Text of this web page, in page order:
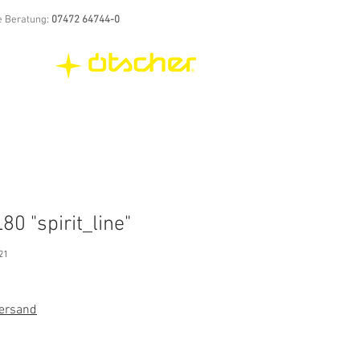
Beratung: 07472 64744-0
"spirit_line"